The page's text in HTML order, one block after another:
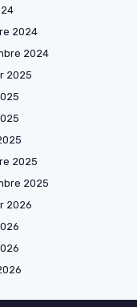
2024
2024
2025
2025
2025
2026